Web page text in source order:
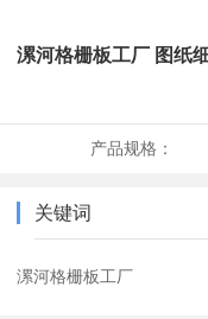
漯河格栅板工厂 图纸
产品规格：
关键词
漯河格栅板工厂